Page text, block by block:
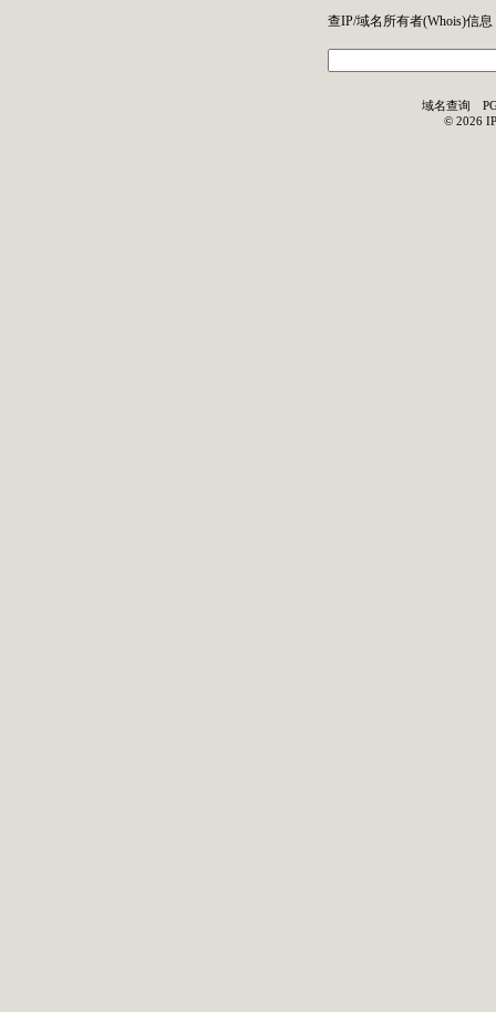
查IP/域名所有者(Whois)信息
域名查询
© 2026